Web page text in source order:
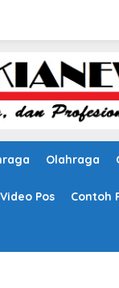
Olahraga
Video Pos Contoh